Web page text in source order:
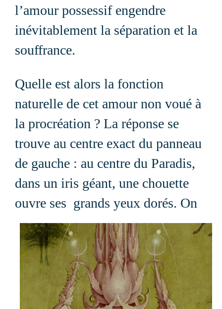
l’amour possessif engendre
inévitablement la séparation et la
souffrance.
Quelle est alors la fonction
naturelle de cet amour non voué à
la procréation ? La réponse se
trouve au centre exact du panneau
de gauche : au centre du Paradis,
dans un iris géant, une chouette
ouvre ses grands yeux dorés. On